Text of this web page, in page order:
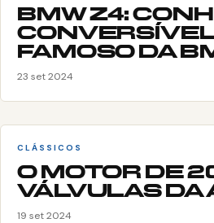
BMW Z4:
FAMOSO DA
23 set 2024
CLÁSSICOS
O MOTOR DE
VÁLVULAS DA
19 set 2024